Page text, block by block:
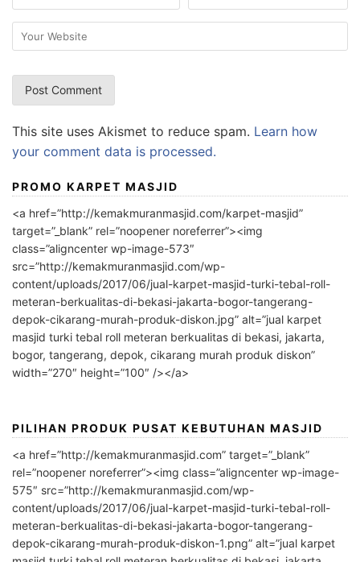
This site uses Akismet to reduce spam. Learn how
your comment data is processed.
PROMO KARPET MASJID
<a href=”http://kemakmuranmasjid.com/karpet-masjid”
target=”_blank” rel=”noopener noreferrer”><img
class=”aligncenter wp-image-573″
src=”http://kemakmuranmasjid.com/wp-
content/uploads/2017/06/jual-karpet-masjid-turki-tebal-roll-
meteran-berkualitas-di-bekasi-jakarta-bogor-tangerang-
depok-cikarang-murah-produk-diskon.jpg” alt=”jual karpet
masjid turki tebal roll meteran berkualitas di bekasi, jakarta,
bogor, tangerang, depok, cikarang murah produk diskon”
width=”270″ height=”100″ /></a>
PILIHAN PRODUK PUSAT KEBUTUHAN MASJID
<a href=”http://kemakmuranmasjid.com” target=”_blank”
rel=”noopener noreferrer”><img class=”aligncenter wp-image-
575″ src=”http://kemakmuranmasjid.com/wp-
content/uploads/2017/06/jual-karpet-masjid-turki-tebal-roll-
meteran-berkualitas-di-bekasi-jakarta-bogor-tangerang-
depok-cikarang-murah-produk-diskon-1.png” alt=”jual karpet